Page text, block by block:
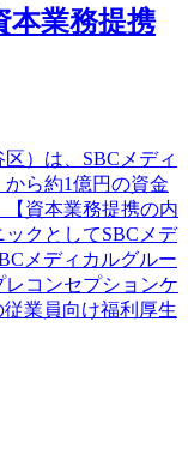
本業務提携
）は、SBCメディ
ら約1億円の資金
資本業務提携の内
クとしてSBCメデ
メディカルグルー
コンセプションケ
業員向け福利厚生